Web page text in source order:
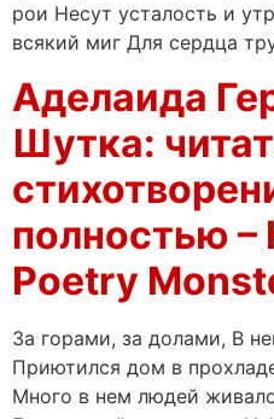
рои Несут усталость и
всякий миг Для сердца
Аделаида
Шутка:
полностью –
Poetry
За горами, за долами, В
Приютился дом в
Много в нем людей